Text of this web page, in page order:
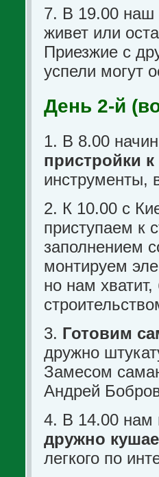
7. В 19.00 наш
живет или
Приезжие с
успели могут
День 2-й
1. В 8.00
пристройки
инструменты,
2. К 10.00 с
приступаем к
заполнением
монтируем
но нам
3. Готовим
дружно
Замесом
Андрей
4. В 14.00 нам
дружно
легкого по